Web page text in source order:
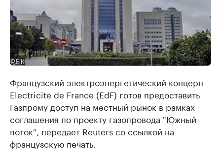
Французский электроэнергетический концерн
Electricite de France (EdF) готов предоставить
Газпрому доступ на местный рынок в рамках
соглашения по проекту газопровода "Южный
поток", передает Reuters со ссылкой на
французскую печать.